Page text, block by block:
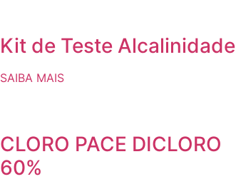
Kit de Teste Alcalinidade
SAIBA MAIS
CLORO PACE DICLORO
60%